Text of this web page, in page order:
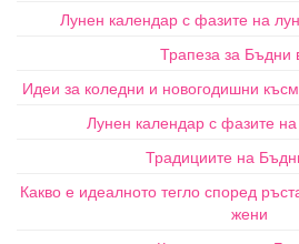
Лунен календар с фазите на
Трапеза за Бъдни
Идеи за коледни и новогодишни
Лунен календар с фазите
Традициите на
Какво е идеалното тегло според
жени